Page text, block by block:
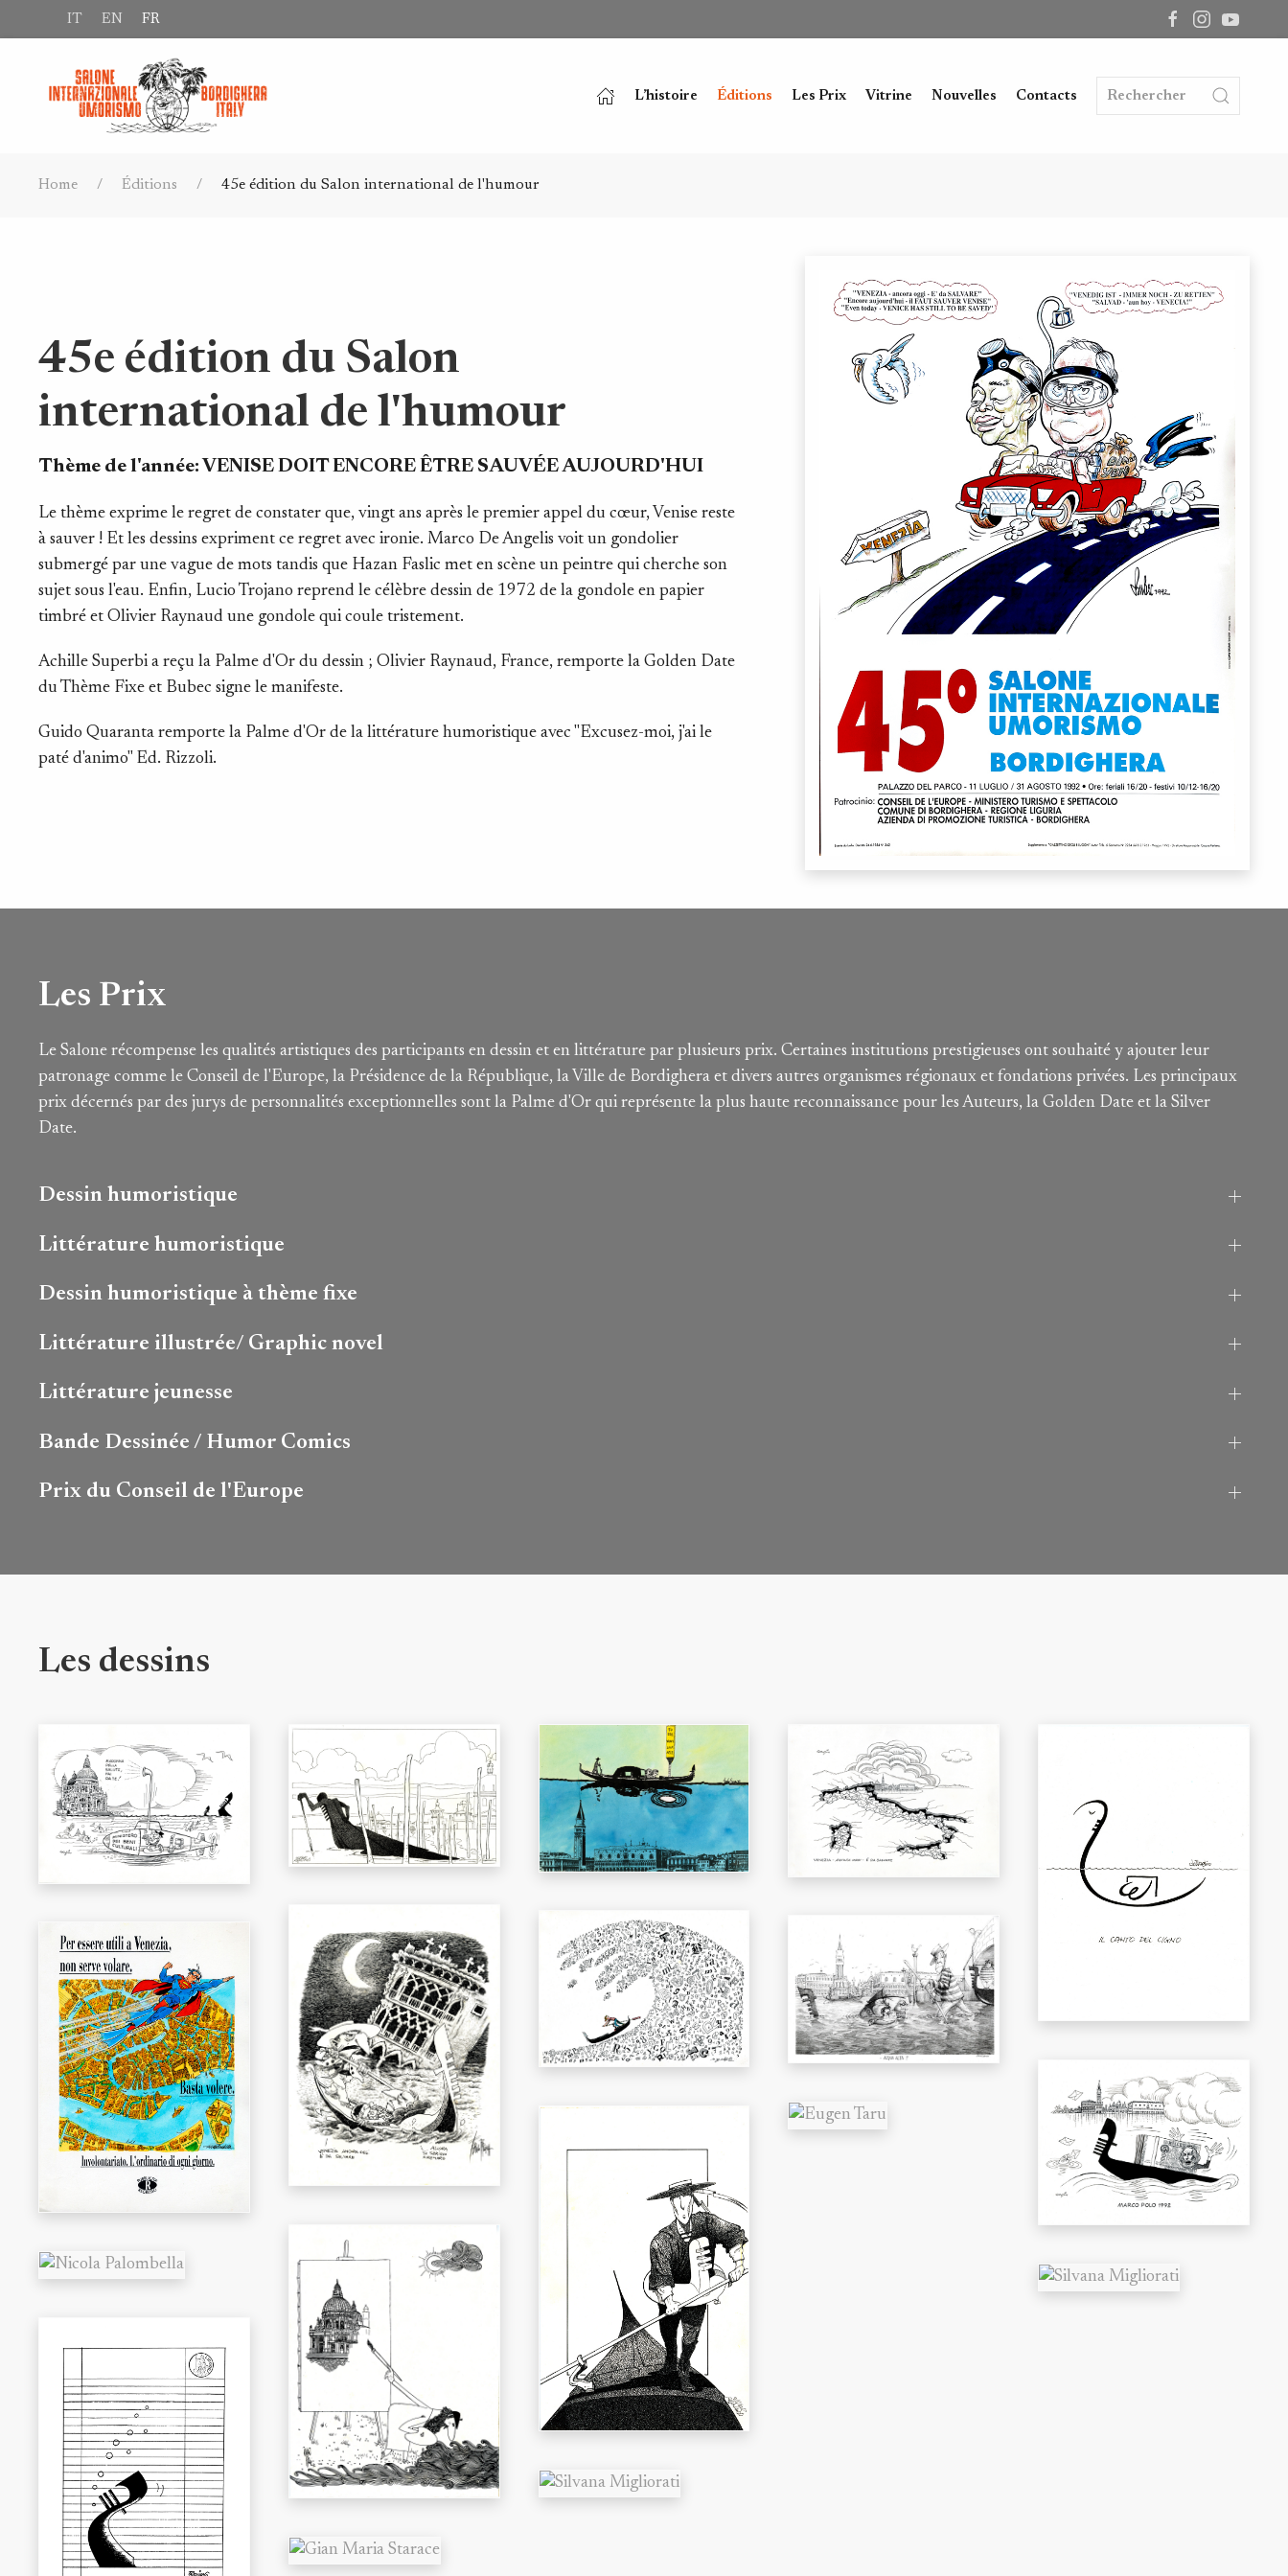
IT EN FR
L’histoire Éditions Les Prix Vitrine Nouvelles Contacts
Home Éditions 45e édition du Salon international de l'humour
45e édition du Salon
international de l'humour
Thème de l'année: VENISE DOIT ENCORE ÊTRE SAUVÉE AUJOURD'HUI
Le thème exprime le regret de constater que, vingt ans après le premier appel du cœur, Venise reste
à sauver ! Et les dessins expriment ce regret avec ironie. Marco De Angelis voit un gondolier
submergé par une vague de mots tandis que Hazan Faslic met en scène un peintre qui cherche son
sujet sous l'eau. Enfin, Lucio Trojano reprend le célèbre dessin de 1972 de la gondole en papier
timbré et Olivier Raynaud une gondole qui coule tristement.
Achille Superbi a reçu la Palme d'Or du dessin ; Olivier Raynaud, France, remporte la Golden Date
du Thème Fixe et Bubec signe le manifeste.
Guido Quaranta remporte la Palme d'Or de la littérature humoristique avec "Excusez-moi, j'ai le
paté d'animo" Ed. Rizzoli.
Les Prix
Le Salone récompense les qualités artistiques des participants en dessin et en littérature par plusieurs prix. Certaines institutions prestigieuses ont souhaité y ajouter leur
patronage comme le Conseil de l'Europe, la Présidence de la République, la Ville de Bordighera et divers autres organismes régionaux et fondations privées. Les principaux
prix décernés par des jurys de personnalités exceptionnelles sont la Palme d'Or qui représente la plus haute reconnaissance pour les Auteurs, la Golden Date et la Silver
Date.
Dessin humoristique
Littérature humoristique
Dessin humoristique à thème fixe
Littérature illustrée/ Graphic novel
Littérature jeunesse
Bande Dessinée / Humor Comics
Prix ​​du Conseil de l'Europe
Les dessins